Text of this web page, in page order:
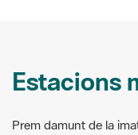
Estacions
Prem damunt de la